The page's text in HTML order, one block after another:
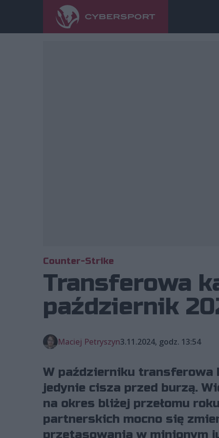
Counter-Strike
Transferowa
październik
Maciej Petryszyn3.11.2024, godz. 13:54
W październiku transferowa
jedynie cisza przed burzą.
na okres bliżej przełomu
partnerskich mocno się
przetasowania w minionym